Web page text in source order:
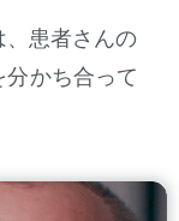
、患者さんの
かち合って